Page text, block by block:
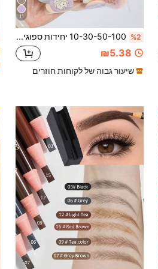
11
%2 10-30-50-100 יחידות ספוגיות איפור, עם כרית אוויר, ספוגית מעורבבת ללא לטקס למייקאפ, מתאים לכל סוגי העור
₪5.38
שיעור גבוה של לקוחות חוזרים